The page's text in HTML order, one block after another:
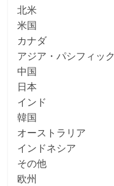
北米
米国
カナダ
アジア・パシフィック
中国
日本
インド
韓国
オーストラリア
インドネシア
その他
欧州